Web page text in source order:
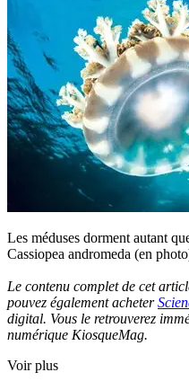
Les méduses dorment autant
Cassiopea andromeda (en
Le contenu complet de cet
pouvez également acheter
digital. Vous le retrouverez
numérique KiosqueMag.
Voir plus